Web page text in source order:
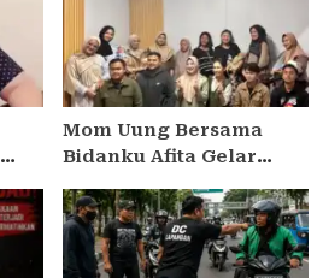
Mom Uung Bersama
Bidanku Afita Gelar
yang Benar dalam
Peringatan Pekan ASI
Sedunia 2026